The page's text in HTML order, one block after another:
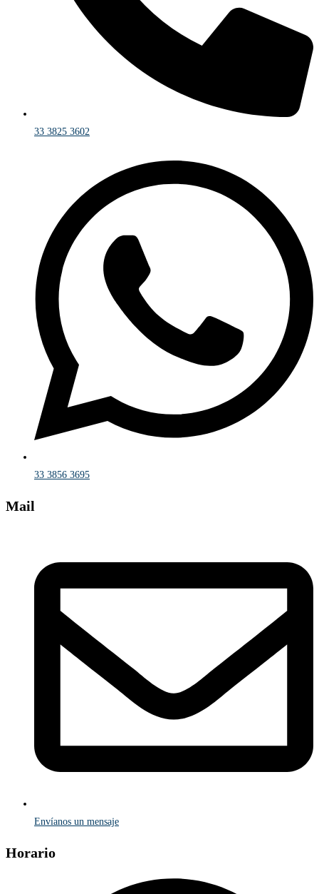
33 3825 3602
33 3856 3695
Mail
Envíanos un mensaje
Horario